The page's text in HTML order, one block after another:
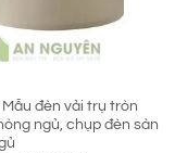
đèn vải trụ tròn
ngủ, chụp đèn sàn